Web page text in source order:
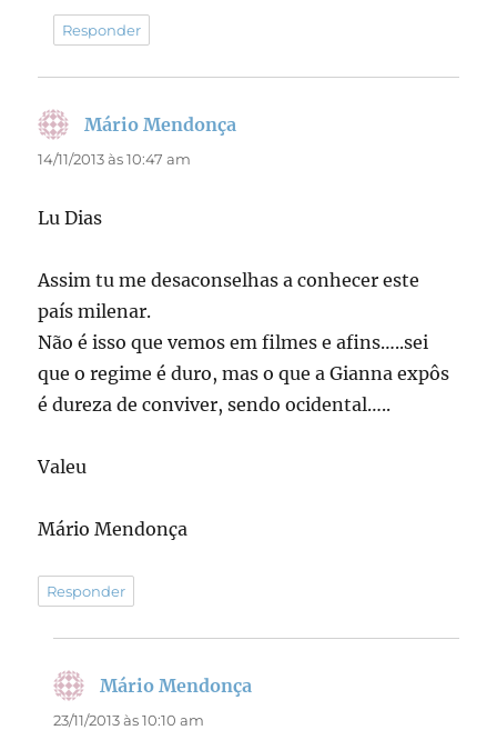
Responder
Mário Mendonça
14/11/2013 às 10:47 am
Lu Dias
Assim tu me desaconselhas a conhecer este
país milenar.
Não é isso que vemos em filmes e afins…..sei
que o regime é duro, mas o que a Gianna expôs
é dureza de conviver, sendo ocidental…..
Valeu
Mário Mendonça
Responder
Mário Mendonça
23/11/2013 às 10:10 am